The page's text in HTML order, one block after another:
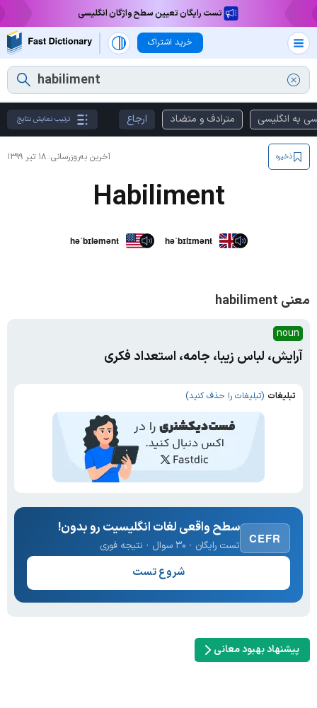
تست رایگان تعیین سطح واژگان انگلیسی
خرید اشتراک
به انگلیسی مترادف و متضاد ارجاع ترتیب نمایش نتایج
آخرین به‌روزرسانی: ۱۸ تیر ۱۳۹۹ ذخیره
Habiliment
həˈbɪləmənt həˈbɪlɪmənt
معنی habiliment
noun
آرایش، لباس زیبا، جامه، استعداد فکری
تبلیغات (تبلیغات را حذف کنید)
CEFR
سطح واقعی لغات انگلیسیت رو بدون!
تست رایگان · ۳۰ سوال · نتیجه فوری
شروع تست
پیشنهاد بهبود معانی